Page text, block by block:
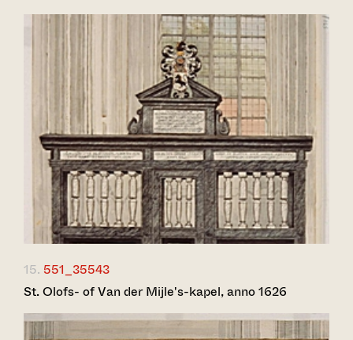
15. 551_35543
St. Olofs- of Van der Mijle's-kapel, anno 1626